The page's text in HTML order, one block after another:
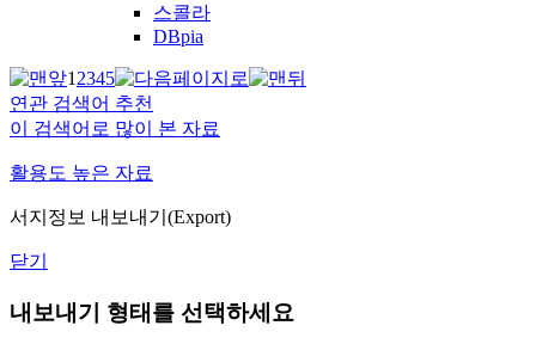
스콜라
DBpia
12345
연관 검색어 추천
이 검색어로 많이 본 자료
활용도 높은 자료
서지정보 내보내기(Export)
닫기
내보내기 형태를 선택하세요